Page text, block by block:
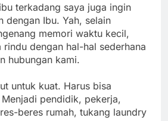
terkadang saya juga ingin
dengan Ibu. Yah, selain
memori waktu kecil,
rindu dengan hal-hal sederhana
hubungan kami.
untuk kuat. Harus bisa
pendidik, pekerja,
beres rumah, tukang laundry